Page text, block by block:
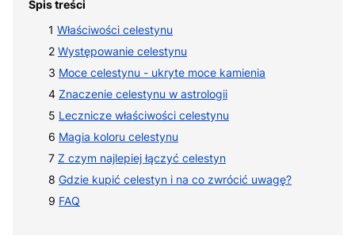
Spis treści
Właściwości celestynu
Występowanie celestynu
Moce celestynu - ukryte moce kamienia
Znaczenie celestynu w astrologii
Lecznicze właściwości celestynu
Magia koloru celestynu
Z czym najlepiej łączyć celestyn
Gdzie kupić celestyn i na co zwrócić uwagę?
FAQ